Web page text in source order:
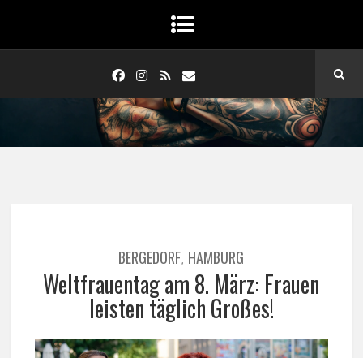
BERGEDORF, HAMBURG
Weltfrauentag am 8. März: Frauen
leisten täglich Großes!